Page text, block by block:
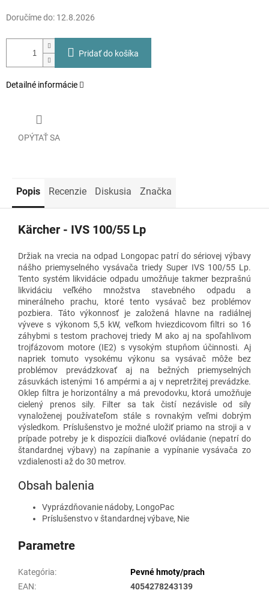
Doručíme do: 12.8.2026
Pridať do košíka
Detailné informácie
OPÝTAŤ SA
Popis Recenzie Diskusia Značka
Kärcher - IVS 100/55 Lp
Držiak na vrecia na odpad Longopac patrí do sériovej výbavy
nášho priemyselného vysávača triedy Super IVS 100/55 Lp.
Tento systém likvidácie odpadu umožňuje takmer bezprašnú
likvidáciu veľkého množstva stavebného odpadu a
minerálneho prachu, ktoré tento vysávač bez problémov
pozbiera. Táto výkonnosť je založená hlavne na radiálnej
výveve s výkonom 5,5 kW, veľkom hviezdicovom filtri so 16
záhybmi s testom prachovej triedy M ako aj na spoľahlivom
trojfázovom motore (IE2) s vysokým stupňom účinnosti. Aj
napriek tomuto vysokému výkonu sa vysávač môže bez
problémov prevádzkovať aj na bežných priemyselných
zásuvkách istenými 16 ampérmi a aj v nepretržitej prevádzke.
Oklep filtra je horizontálny a má prevodovku, ktorá umožňuje
cielený prenos sily. Filter sa tak čistí nezávisle od sily
vynaloženej používateľom stále s rovnakým veľmi dobrým
výsledkom. Príslušenstvo je možné uložiť priamo na stroji a v
prípade potreby je k dispozícii diaľkové ovládanie (nepatrí do
štandardnej výbavy) na zapínanie a vypínanie vysávača zo
vzdialenosti až do 30 metrov.
Obsah balenia
Vyprázdňovanie nádoby, LongoPac
Príslušenstvo v štandardnej výbave, Nie
Parametre
Kategória:
Pevné hmoty/prach
EAN:
4054278243139